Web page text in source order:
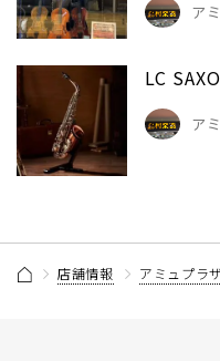
ア
LC
ア
店舗情報 アミュプラ